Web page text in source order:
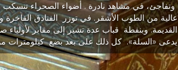
وتفاجئ، في مشاهد نادرة . أضواء الصحراء تنسكب
عالية من الطوب الأشقر. في توزر الفنادق الفاخرة
القديمة. وبنفطة قباب عدة تشير إلى مقابر
يدعى «السلة». كل ذلك على بعد بضع كيلومترات